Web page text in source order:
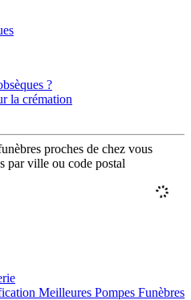
?
la crémation
proches de chez vous
par ville ou code postal
Meilleures Pompes Funèbres